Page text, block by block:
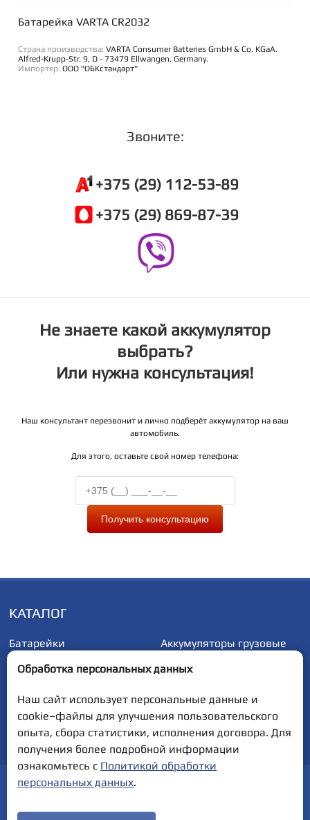
Батарейка VARTA CR2032
Страна производства:VARTA Consumer Batteries GmbH & Co. KGaA.
Alfred-Krupp-Str. 9, D - 73479 Ellwangen, Germany.
Импортер:ООО "ОБКстандарт"
Звоните:
+375 (29) 112-53-89
+375 (29) 869-87-39
Не знаете какой аккумулятор
выбрать?
Или нужна консультация!
Наш консультант перезвонит и лично подберёт аккумулятор на ваш
автомобиль.
Для этого, оставьте свой номер телефона:
Получить консультацию
КАТАЛОГ
Батарейки
Аккумуляторы
Аккумуляторы грузовые
Аккумуляторы
Полная версия сайта
ООО "500 Ампер". ул. Советская, 74, 220431, Минская обл.,
Дата включения сведений об интернет-магазине в Торговый
Обработка персональных данных
Наш сайт использует персональные данные и
cookie–файлы для улучшения пользовательского
опыта, сбора статистики, исполнения договора. Для
получения более подробной информации
ознакомьтесь с Политикой обработки
персональных данных.